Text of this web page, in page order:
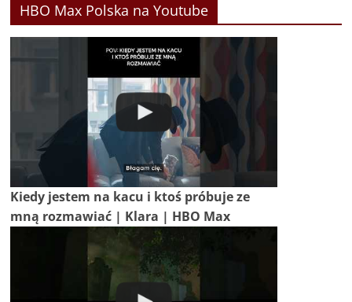
HBO Max Polska na Youtube
Kiedy jestem na kacu i ktoś próbuje ze
mną rozmawiać | Klara | HBO Max